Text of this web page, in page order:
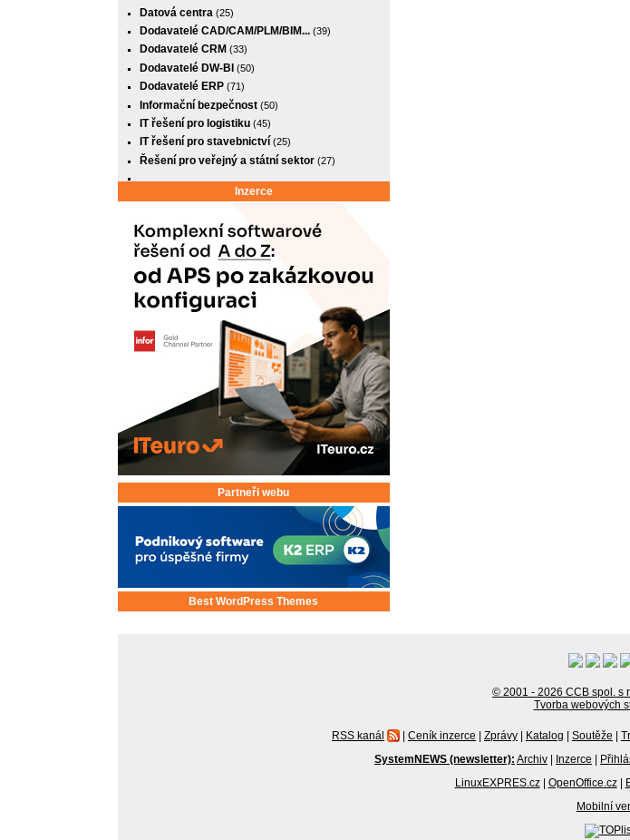
Datová centra (25)
Dodavatelé CAD/CAM/PLM/BIM...(39)
Dodavatelé CRM (33)
Dodavatelé DW-BI (50)
Dodavatelé ERP(71)
Informační bezpečnost(50)
IT řešení pro logistiku(45)
IT řešení pro stavebnictví(25)
Řešení pro veřejný a státní sektor(27)
Inzerce
Partneři webu
Best WordPress Themes
© 2001 - 2026 CCB spol. s
Tvorba webových
RSS kanál | Ceník inzerce | Zprávy | Katalog | Soutěže |
SystemNEWS (newsletter): Archiv | Inzerce |
LinuxEXPRES.cz | OpenOffice.cz |
Mobilní